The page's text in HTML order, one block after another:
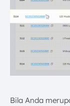
Bila Anda